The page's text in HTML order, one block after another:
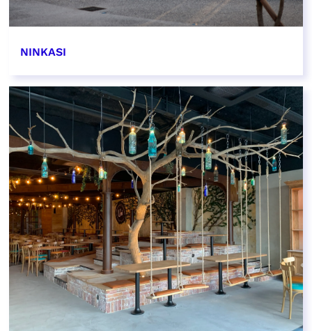
NINKASI
EN SAVOIR PLUS